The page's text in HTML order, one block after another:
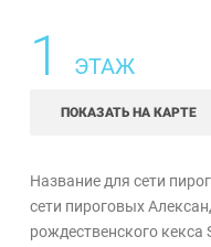
1 ЭТАЖ
ПОКАЗАТЬ НА КАРТЕ
Название для сети
сети пироговых
рождественского кекса